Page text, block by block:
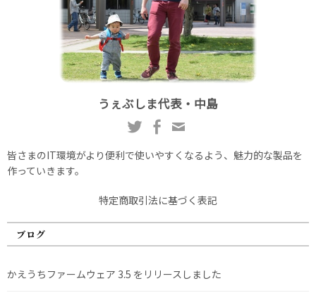
うぇぶしま代表・中島
皆さまのIT環境がより便利で使いやすくなるよう、魅力的な製品を
作っていきます。
特定商取引法に基づく表記
ブログ
かえうちファームウェア 3.5 をリリースしました